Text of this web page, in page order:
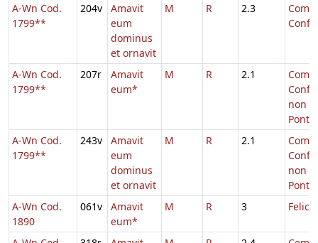
A-Wn Cod.
1799**
204v
Amavit
eum
dominus
et ornavit
M R 2.3
A-Wn Cod.
1799**
207r
Amavit
eum*
M R 2.1
non
A-Wn Cod.
1799**
243v
Amavit
eum
dominus
et ornavit
M R 2.1
non
A-Wn Cod.
1890
061v
Amavit
eum*
M R 3